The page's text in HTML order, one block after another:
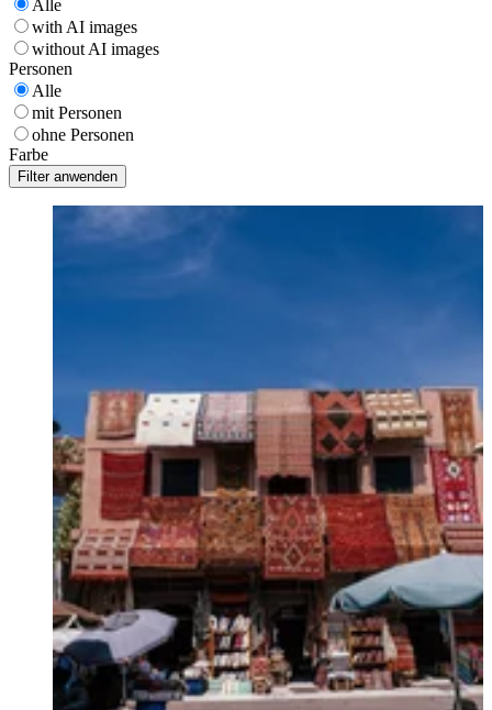
Alle
with AI images
without AI images
Personen
Alle
mit Personen
ohne Personen
Farbe